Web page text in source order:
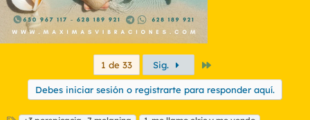
1 de 33 Sig.
Debes iniciar sesión o registrarte para responder aquí.